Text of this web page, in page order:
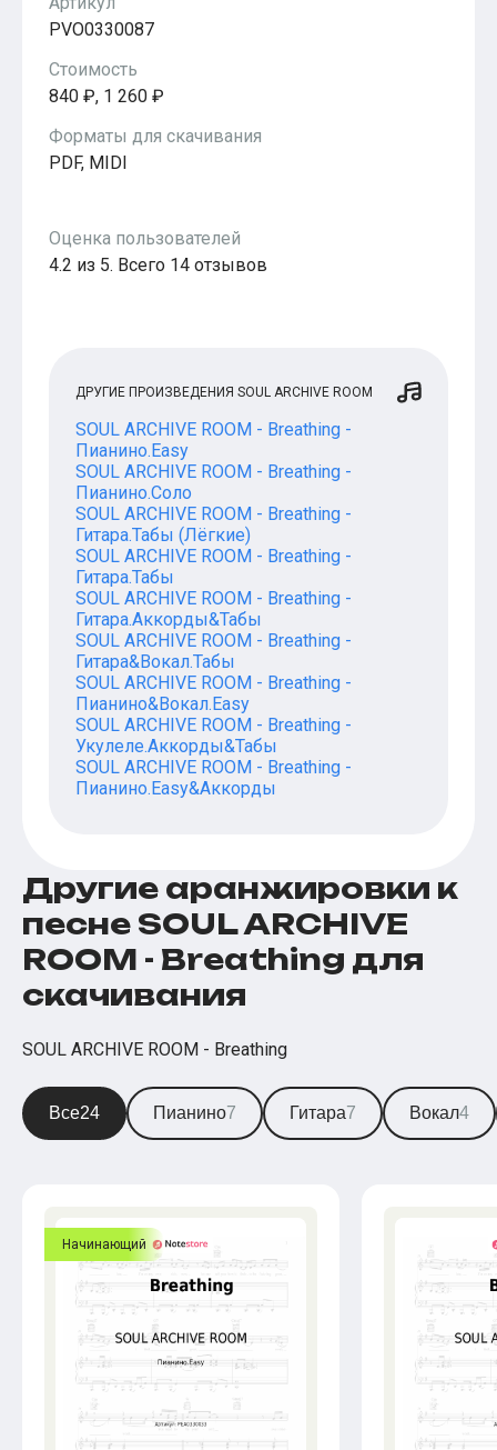
PVO0330087
Стоимость
840 ₽, 1 260 ₽
Форматы для скачивания
PDF, MIDI
Оценка пользователей
4.2 из 5. Всего 14 отзывов
ДРУГИЕ ПРОИЗВЕДЕНИЯ SOUL ARCHIVE ROOM
SOUL ARCHIVE ROOM - Breathing -
Пианино.Easy
SOUL ARCHIVE ROOM - Breathing -
Пианино.Соло
SOUL ARCHIVE ROOM - Breathing -
Гитара.Табы (Лёгкие)
SOUL ARCHIVE ROOM - Breathing -
Гитара.Табы
SOUL ARCHIVE ROOM - Breathing -
Гитара.Аккорды&Табы
SOUL ARCHIVE ROOM - Breathing -
Гитара&Вокал.Табы
SOUL ARCHIVE ROOM - Breathing -
Пианино&Вокал.Easy
SOUL ARCHIVE ROOM - Breathing -
Укулеле.Аккорды&Табы
SOUL ARCHIVE ROOM - Breathing -
Пианино.Easy&Аккорды
Другие аранжировки к
песне SOUL ARCHIVE
ROOM - Breathing для
скачивания
SOUL ARCHIVE ROOM - Breathing
Все24 Пианино7 Гитара7 Вокал4
Начинающий